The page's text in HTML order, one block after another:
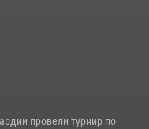
провели турнир по